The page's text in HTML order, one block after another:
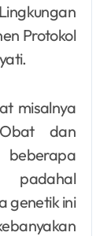
Protokol
misalnya
dan
padahal
genetik ini